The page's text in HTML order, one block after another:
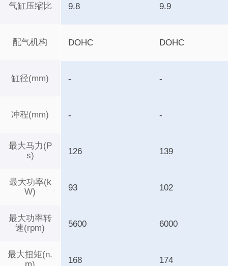
气缸压缩比
配气机构
缸径(mm)
冲程(mm)
最大马力(P
s)
最大功率(k
W)
最大功率转
速(rpm)
最大扭矩(n.
9.8 9.9
DOHC DOHC
- -
- -
126 139
93 102
5600 6000
168 174